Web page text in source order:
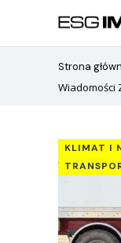
Strona
Wiadomości
KLIMAT I